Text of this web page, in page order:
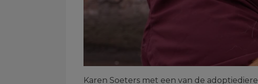
Karen Soeters met een van de